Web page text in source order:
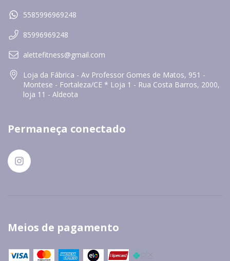
5585996969248
85996969248
alettefitness@gmail.com
Loja da Fábrica - Av Professor Gomes de Matos, 951 -
Montese - Fortaleza/CE * Loja 1 - Rua Costa Barros, 2000,
loja 11 - Aldeota
Permaneça conectado
Meios de pagamento